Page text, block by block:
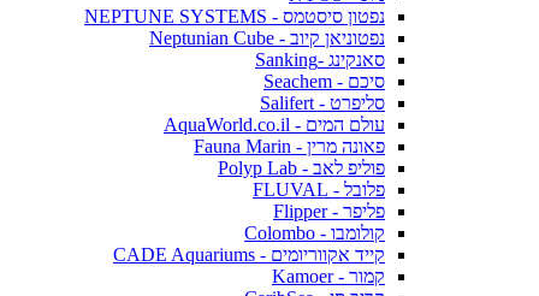
נפטון סיסטמס - NEPTUNE SYSTEMS
נפטוניאן קיוב - Neptunian Cube
סאנקינג -Sanking
סיכם - Seachem
סליפרט - Salifert
עולם המים - AquaWorld.co.il
פאונה מרין - Fauna Marin
פוליפ לאב - Polyp Lab
פלובל - FLUVAL
פליפר - Flipper
קולומבו - Colombo
קייד אקווריומים - CADE Aquariums
קמור - Kamoer